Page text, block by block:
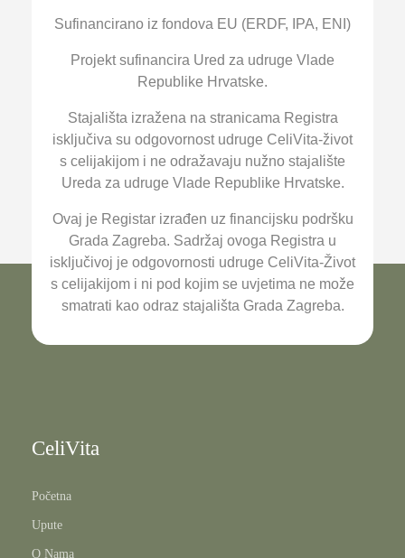
Sufinancirano iz fondova EU (ERDF, IPA, ENI)
Projekt sufinancira Ured za udruge Vlade
Republike Hrvatske.
Stajališta izražena na stranicama Registra
isključiva su odgovornost udruge CeliVita-život
s celijakijom i ne odražavaju nužno stajalište
Ureda za udruge Vlade Republike Hrvatske.
Ovaj je Registar izrađen uz financijsku podršku
Grada Zagreba. Sadržaj ovoga Registra u
isključivoj je odgovornosti udruge CeliVita-Život
s celijakijom i ni pod kojim se uvjetima ne može
smatrati kao odraz stajališta Grada Zagreba.
CeliVita
Početna
Upute
O Nama